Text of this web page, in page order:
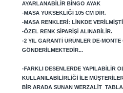
AYARLANABILIR BINGO AYAK
-MASA YÜKSEKLIĞI 105 CM DIR.
-MASA RENKLERI: LINKDE
-ÖZEL RENK SIPARIŞI ALINABILIR.
-2 YIL GARANTI ÜRÜNLER DE-
GÖNDERILMEKTEDIR...
-FARKLI DESENLERDE YAPILABILIR
KULLANILABILIRLIĞI ILE
BIR ARADA SUNAN WERZALIT